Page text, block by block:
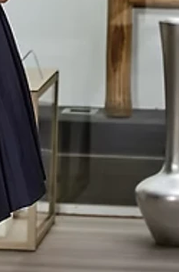
Aggiungi al carrello
COMPOSIZIONE
45% COTONE 45% MODAL 10%
CURA E LAVAGGIO
Lavare a 40 gradi , non
a secco